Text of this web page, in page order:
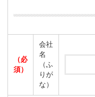
（必
須）
会社
名
（ふ
りが
な）